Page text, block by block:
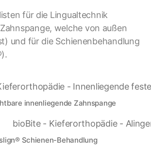
für die Lingualtechnik
welche von außen
und für die Schienenbehandlung
innenliegende Zahnspange
Schienen-Behandlung